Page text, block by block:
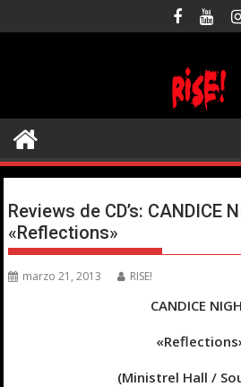
al
Reviews de CD’s: CANDICE
«Reflections»
marzo 21, 2013 RISE!
CANDICE
(Ministrel Hall /